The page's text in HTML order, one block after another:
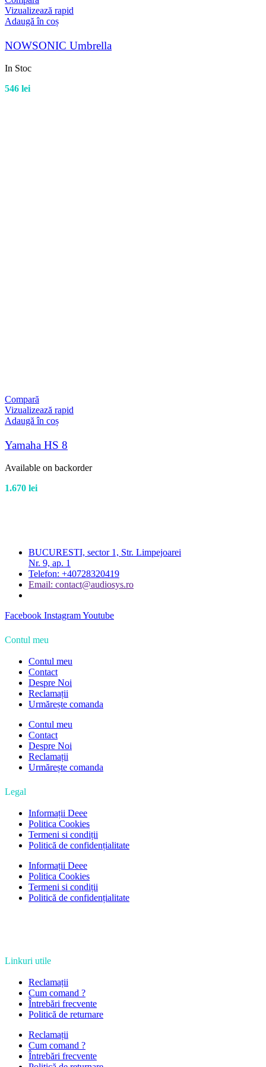
Vizualizează rapid
Adaugă în coș
NOWSONIC Umbrella
In Stoc
546 lei
Compară
Vizualizează rapid
Adaugă în coș
Yamaha HS 8
Available on backorder
1.670 lei
BUCURESTI, sector 1, Str. Limpejoarei
Nr. 9, ap. 1
Telefon: +40728320419
Email: contact@audiosys.ro
Facebook InstagramYoutube
Contul meu
Contul meu
Contact
Despre Noi
Reclamații
Urmărește comanda
Contul meu
Contact
Despre Noi
Reclamații
Urmărește comanda
Legal
Informații Deee
Politica Cookies
Termeni si condiții
Politică de confidențialitate
Informații Deee
Politica Cookies
Termeni si condiții
Politică de confidențialitate
Linkuri utile
Reclamații
Cum comand ?
Întrebări frecvente
Politică de returnare
Reclamații
Cum comand ?
Întrebări frecvente